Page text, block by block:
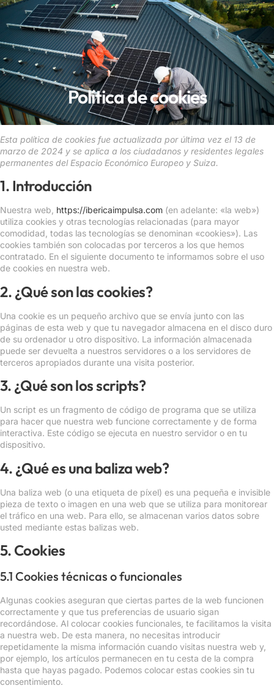
INFO@IBERLUZIBERICA.ES DÉJANOS TU TELÉFONO Y TE LLAMAMOS
Política de cookies
Esta política de cookies fue actualizada por última vez el 13 de
marzo de 2024 y se aplica a los ciudadanos y residentes legales
permanentes del Espacio Económico Europeo y Suiza.
1. Introducción
Nuestra web, https://ibericaimpulsa.com (en adelante: «la web»)
utiliza cookies y otras tecnologías relacionadas (para mayor
comodidad, todas las tecnologías se denominan «cookies»). Las
cookies también son colocadas por terceros a los que hemos
contratado. En el siguiente documento te informamos sobre el uso
de cookies en nuestra web.
2. ¿Qué son las cookies?
Una cookie es un pequeño archivo que se envía junto con las
páginas de esta web y que tu navegador almacena en el disco duro
de su ordenador u otro dispositivo. La información almacenada
puede ser devuelta a nuestros servidores o a los servidores de
terceros apropiados durante una visita posterior.
3. ¿Qué son los scripts?
Un script es un fragmento de código de programa que se utiliza
para hacer que nuestra web funcione correctamente y de forma
interactiva. Este código se ejecuta en nuestro servidor o en tu
dispositivo.
4. ¿Qué es una baliza web?
Una baliza web (o una etiqueta de píxel) es una pequeña e invisible
pieza de texto o imagen en una web que se utiliza para monitorear
el tráfico en una web. Para ello, se almacenan varios datos sobre
usted mediante estas balizas web.
5. Cookies
5.1 Cookies técnicas o funcionales
Algunas cookies aseguran que ciertas partes de la web funcionen
correctamente y que tus preferencias de usuario sigan
recordándose. Al colocar cookies funcionales, te facilitamos la visita
a nuestra web. De esta manera, no necesitas introducir
repetidamente la misma información cuando visitas nuestra web y,
por ejemplo, los artículos permanecen en tu cesta de la compra
hasta que hayas pagado. Podemos colocar estas cookies sin tu
consentimiento.